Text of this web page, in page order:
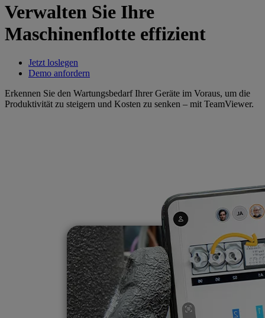
Verwalten Sie Ihre
Maschinenflotte effizient
Jetzt loslegen
Demo anfordern
Erkennen Sie den Wartungsbedarf Ihrer Geräte im Voraus, um die
Produktivität zu steigern und Kosten zu senken – mit TeamViewer.